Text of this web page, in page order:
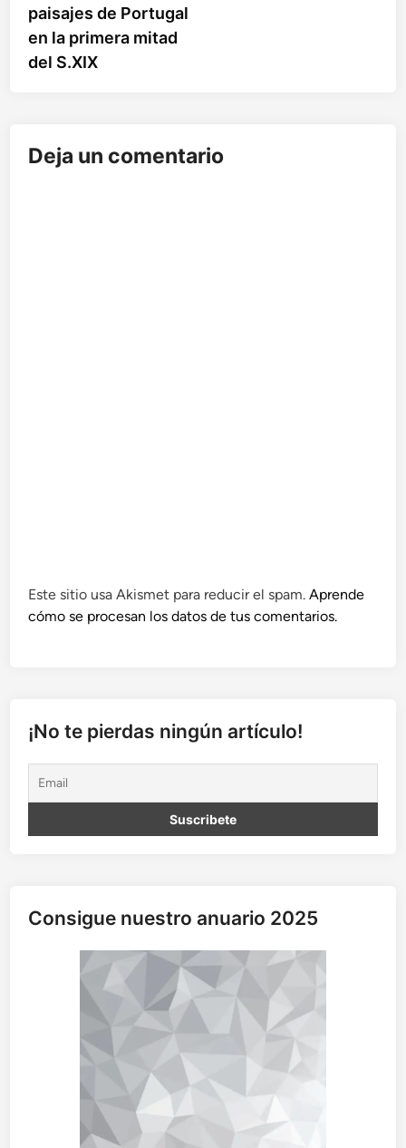
paisajes de Portugal
en la primera mitad
del S.XIX
Deja un comentario
Este sitio usa Akismet para reducir el spam.Aprende
cómo se procesan los datos de tus comentarios.
¡No te pierdas ningún artículo!
Consigue nuestro anuario 2025